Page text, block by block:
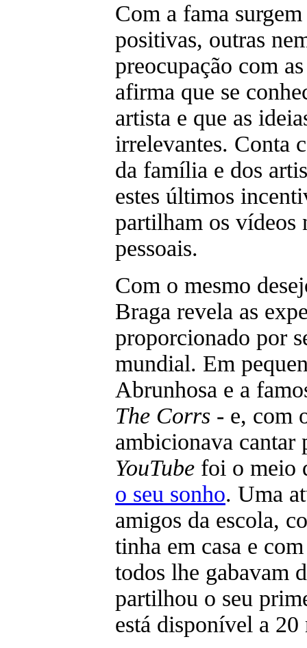
Com a fama
positivas, outras
preocupação com
afirma que se
artista e que as
irrelevantes. Conta
da família e dos
estes últimos
partilham os vídeos
pessoais.
Com o mesmo
Braga revela as
proporcionado por
mundial. Em
Abrunhosa e a
The Corrs - e, com
ambicionava cantar
YouTube foi o meio
o seu sonho. Uma
amigos da escola,
tinha em casa e
todos lhe gabavam
partilhou o seu
está disponível a